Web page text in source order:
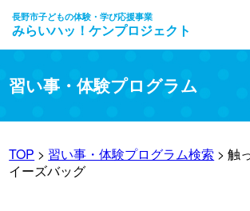
長野市子どもの体験・学び応援事業
みらいハッ！ケンプロジェクト
習い事・体験プログラム
TOP > 習い事・体験プログラム検索 > 触
イーズバッグ